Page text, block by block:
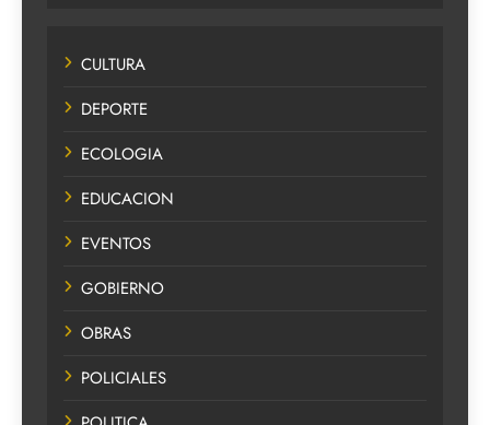
CULTURA
DEPORTE
ECOLOGIA
EDUCACION
EVENTOS
GOBIERNO
OBRAS
POLICIALES